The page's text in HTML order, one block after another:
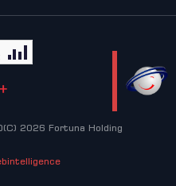
LIVE
2026 Fortuna Holding